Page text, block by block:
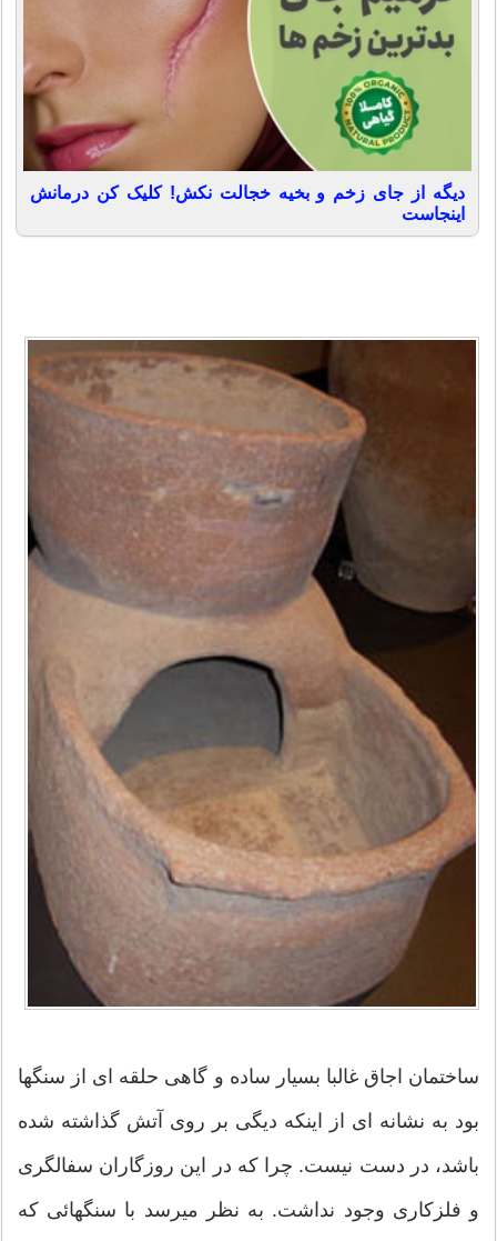
دیگه از جای زخم و بخیه خجالت نکش! کلیک کن درمانش
اینجاست
ساختمان اجاق غالبا بسیار ساده و گاهی حلقه ای از سنگها
بود به نشانه ای از اینکه دیگی بر روی آتش گذاشته شده
باشد، در دست نیست. چرا که در این روزگاران سفالگری
و فلزکاری وجود نداشت. به نظر میرسد با سنگهائی که